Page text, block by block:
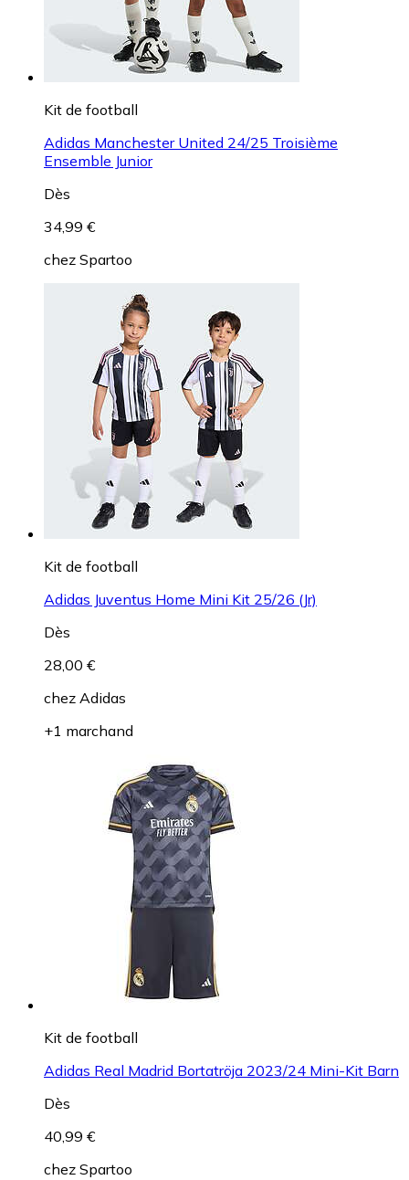
Kit de football
Adidas Manchester United 24/25 Troisième
Ensemble Junior
Dès
34,99 €
chez Spartoo
Kit de football
Adidas Juventus Home Mini Kit 25/26 (Jr)
Dès
28,00 €
chez Adidas
+1 marchand
Kit de football
Adidas Real Madrid Bortatröja 2023/24 Mini-Kit Barn
Dès
40,99 €
chez Spartoo